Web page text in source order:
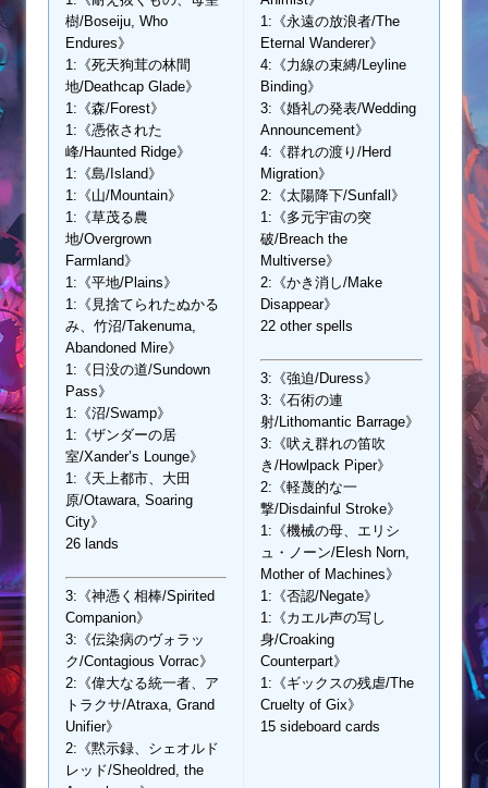
樹/Boseiju, Who
Endures》
1:《死天狗茸の林間
地/Deathcap Glade》
1:《森/Forest》
1:《憑依された
峰/Haunted Ridge》
1:《島/Island》
1:《山/Mountain》
1:《草茂る農
地/Overgrown
Farmland》
1:《平地/Plains》
1:《見捨てられたぬかる
み、竹沼/Takenuma,
Abandoned Mire》
1:《日没の道/Sundown
Pass》
1:《沼/Swamp》
1:《ザンダーの居
室/Xander’s Lounge》
1:《天上都市、大田
原/Otawara, Soaring
City》
26 lands
3:《神憑く相棒/Spirited
Companion》
3:《伝染病のヴォラッ
ク/Contagious Vorrac》
2:《偉大なる統一者、ア
トラクサ/Atraxa, Grand
Unifier》
2:《黙示録、シェオルド
レッド/Sheoldred, the
1:《永遠の放浪者/The
Eternal Wanderer》
4:《力線の束縛/Leyline
Binding》
3:《婚礼の発表/Wedding
Announcement》
4:《群れの渡り/Herd
Migration》
2:《太陽降下/Sunfall》
1:《多元宇宙の突
破/Breach the
Multiverse》
2:《かき消し/Make
Disappear》
22 other spells
3:《強迫/Duress》
3:《石術の連
射/Lithomantic Barrage》
3:《吠え群れの笛吹
き/Howlpack Piper》
2:《軽蔑的な一
撃/Disdainful Stroke》
1:《機械の母、エリシ
ュ・ノーン/Elesh Norn,
Mother of Machines》
1:《否認/Negate》
1:《カエル声の写し
身/Croaking
Counterpart》
1:《ギックスの残虐/The
Cruelty of Gix》
15 sideboard cards